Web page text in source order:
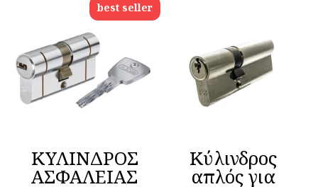
να
σελίδα
προϊόντος
best seller
ΚΥΛΙΝΔΡΟΣ
ΑΣΦΑΛΕΙΑΣ
Kύλινδρος
απλός για